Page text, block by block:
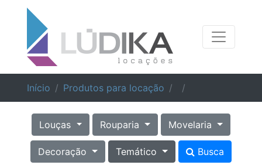
Início Produtos para locação
Louças Rouparia Movelaria
Decoração Temático Busca